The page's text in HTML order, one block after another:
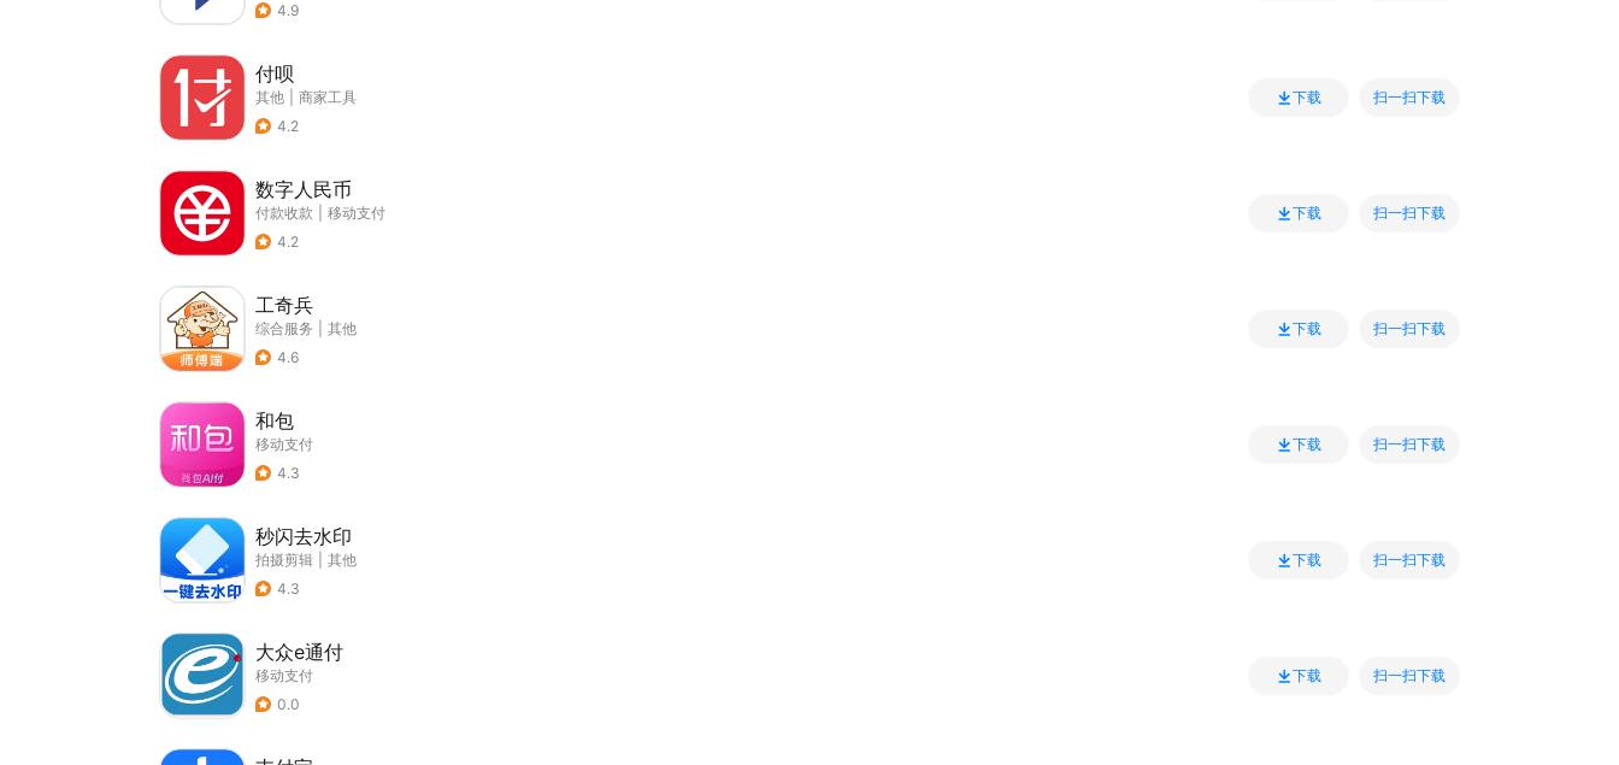
4.9
付呗
其他
商家工具
4.2
下载 扫一扫下载
数字人民币
付款收款
移动支付
4.2
下载 扫一扫下载
工奇兵
综合服务
其他
4.6
下载 扫一扫下载
和包
移动支付
4.3
下载 扫一扫下载
秒闪去水印
拍摄剪辑
其他
4.3
下载 扫一扫下载
大众e通付
移动支付
0.0
下载 扫一扫下载